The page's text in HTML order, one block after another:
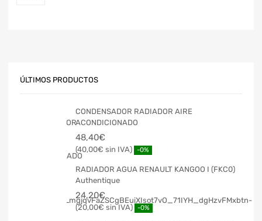
ÚLTIMOS PRODUCTOS
CONDENSADOR RADIADOR AIRE
ACONDICIONADO
48,40€
40,00€ -0%
RADIADOR AGUA RENAULT KANGOO I (FKC0)
Authentique
24,20€
20,00€ -0%